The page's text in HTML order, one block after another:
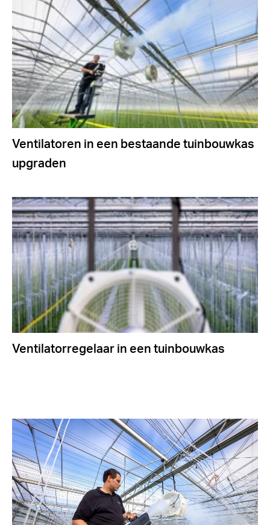
Ventilatoren in een bestaande tuinbouwkas
upgraden
Ventilatorregelaar in een tuinbouwkas